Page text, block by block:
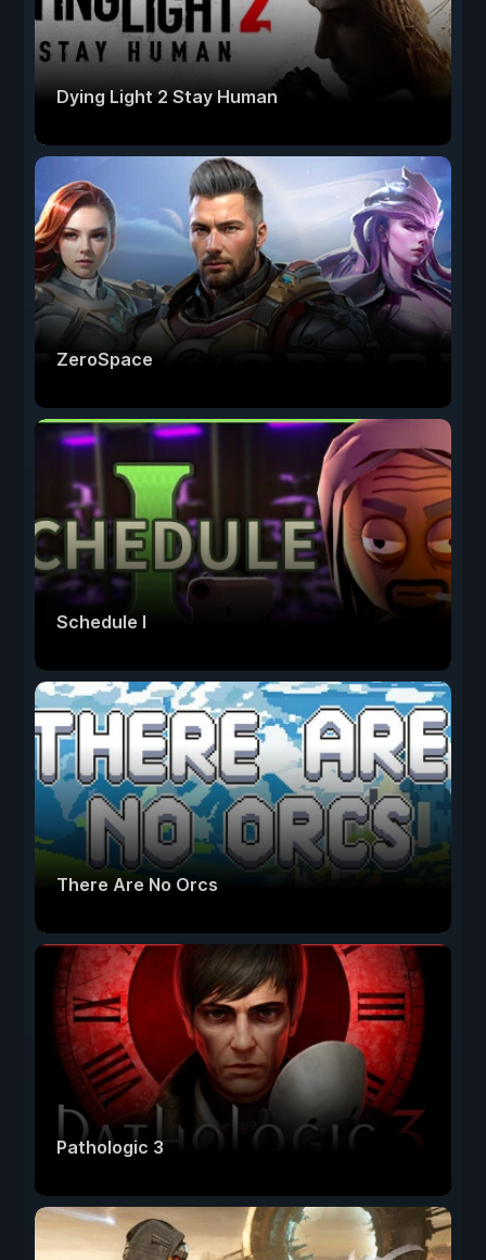
Dying Light 2 Stay Human
ZeroSpace
Schedule I
There Are No Orcs
Pathologic 3